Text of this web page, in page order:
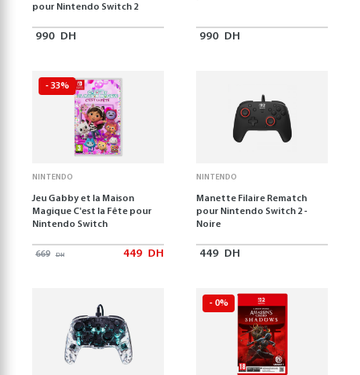
pour Nintendo Switch 2
990 DH 990 DH
- 33%
NINTENDO
Jeu Gabby et la Maison
Magique C'est la Fête pour
Nintendo Switch
669 DH 449 DH
NINTENDO
Manette Filaire Rematch
pour Nintendo Switch 2 -
Noire
449 DH
- 0%